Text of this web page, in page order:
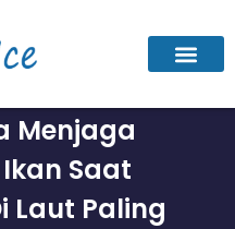
Menjaga
Saat
Laut Paling